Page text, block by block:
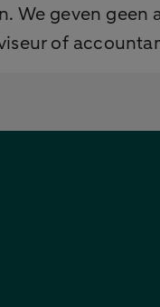
geven geen
of